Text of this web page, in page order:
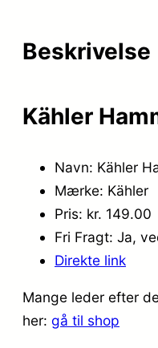
Beskrivelse
Kähler
Navn: Kähler
Mærke: Kähler
Pris: kr. 149.00
Fri Fragt: Ja,
Direkte link
Mange leder efter
her: gå til shop